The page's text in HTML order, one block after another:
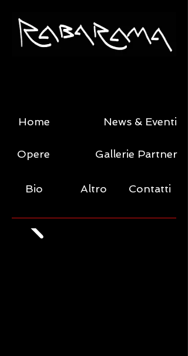
Home
Opere
Bio
News & Eventi
Gallerie Partner
Altro Contatti